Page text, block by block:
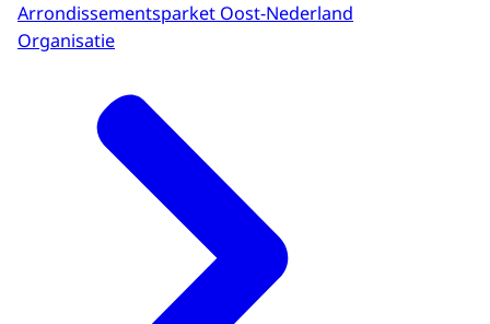
Arrondissementsparket Oost-Nederland
Organisatie